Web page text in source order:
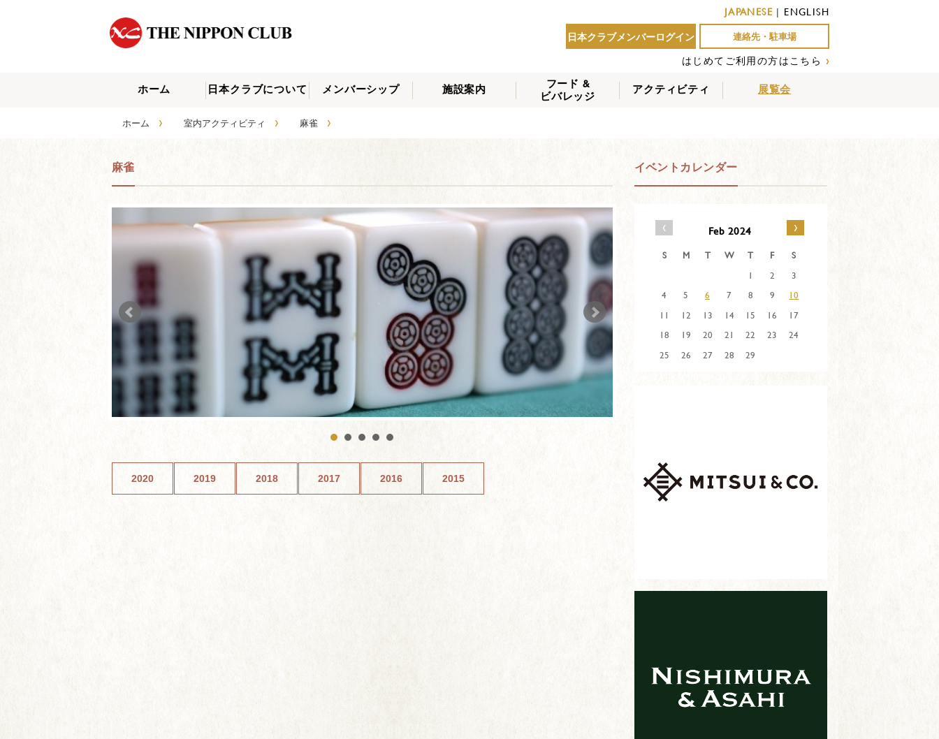
JAPANESE| ENGLISH
日本クラブメンバーログイン
連絡先・駐車場
はじめてご利用の方はこちら ›
ホーム
日本クラブについて メンバーシップ
メンバーシップの種
会員へのサービス
THE NIPPON CLUB
施設案内
フード &
ビバレッジ
アクティビティ 展覧会
ホーム › 室内アクティビティ › 麻雀 ›
麻雀
2020 2019 2018 2017 2016 2015
イベントカレンダー
‹ Feb 2024 ›
S M T W T F
S
1
2
3
4
5 6 7 8 9
10
11
12 13 14 15 16
17
18
19 20 21 22 23
24
25
26 27 28 29